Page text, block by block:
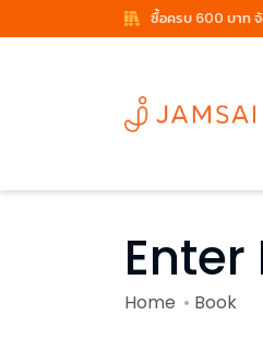
ซื้อครบ 600 บาท
Enter
Home Book